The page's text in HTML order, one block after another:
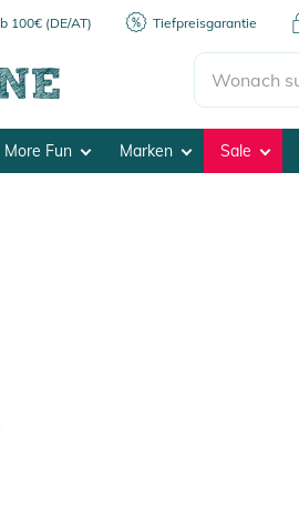
100€ (DE/AT) Tiefpreisgarantie
More Fun Marken Sale